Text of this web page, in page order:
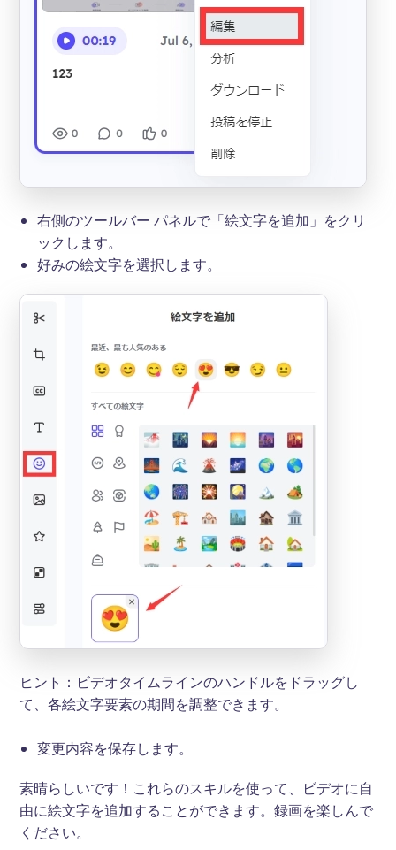
右側のツールバー パネルで「絵文字を追加」をクリ
ックします。
好みの絵文字を選択します。
ヒント：ビデオタイムラインのハンドルをドラッグし
て、各絵文字要素の期間を調整できます。
変更内容を保存します。
素晴らしいです！これらのスキルを使って、ビデオに自
由に絵文字を追加することができます。録画を楽しんで
ください。